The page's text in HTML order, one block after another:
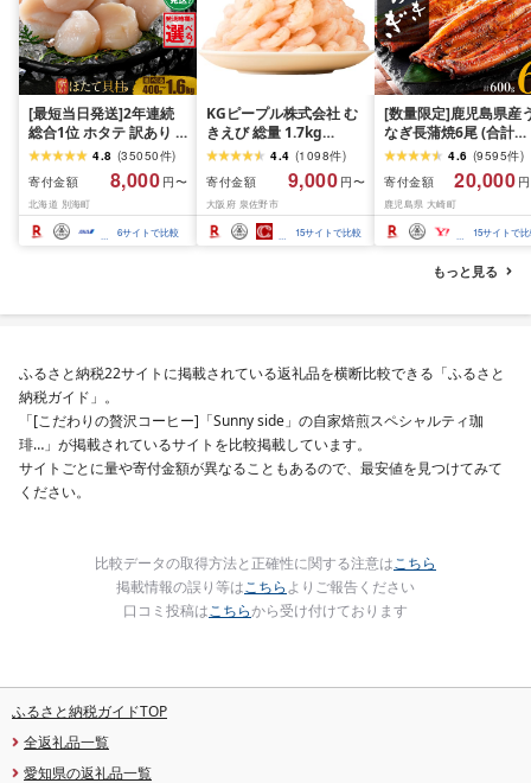
[最短当日発送]2年連続
総合1位 ホタテ 訳あり (
ふるさと納税 ほたて ふ
るさと納税 訳あり 帆立
ふるさと わけあり ホタ
テ貝柱 貝 人気 不揃い 刺
身 規格外 魚介 ランキン
グ 海鮮 冷凍 発送時期が
4.8 (35050件)
寄付金額
8,000 円〜
北海道 別海町
6サイトで比較
KGピープル株式会社 む
きえび 総量 1.7kg
(850g×2P) 特大 5Lサイ
ズ バナメイエビ バラ凍
結 下処理不要 サイズ不
揃い 訳あり
4.4 (1098件)
寄付金額
9,000 円〜
大阪府 泉佐野市
15サイトで比較
[数量限定]鹿児島県産
なぎ長蒲焼6尾 (合計
600g以上)4.6 (9595件)
寄付金額
20,000
鹿児島県 大崎町
15サイトで
もっと見る
ふるさと納税22サイトに掲載されている返礼品を横断比較できる「ふるさと
納税ガイド」。
「[こだわりの贅沢コーヒー]「Sunny side」の自家焙煎スペシャルティ珈
琲…」が掲載されているサイトを比較掲載しています。
サイトごとに量や寄付金額が異なることもあるので、最安値を見つけてみて
ください。
比較データの取得方法と正確性に関する注意はこちら
掲載情報の誤り等はこちらよりご報告ください
口コミ投稿はこちらから受け付けております
ふるさと納税ガイドTOP
全返礼品一覧
愛知県の返礼品一覧